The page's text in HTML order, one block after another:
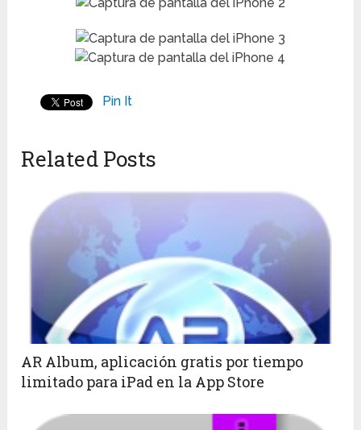
Pin It
Related Posts
AR Album, aplicación gratis por tiempo
limitado para iPad en la App Store